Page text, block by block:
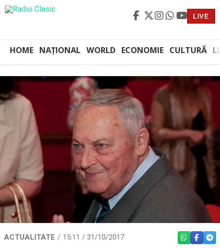
LIVE
HOME NAȚIONAL WORLD ECONOMIE CULTURĂ
ACTUALITATE 15:11 / 31/10/2017 WHATSAPP